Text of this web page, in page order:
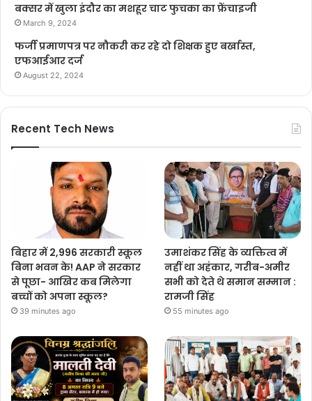
बक्सर में खुला इंदौर का मशहूर चाट फुचका का फ्रेंचाइजी
March 9, 2024
फर्जी प्रमाणपत्र पर नौकरी कर रहे दो शिक्षक हुए बर्खास्त,
एफआईआर दर्ज
August 22, 2024
Recent Tech News
बिहार में 2,996 सरकारी स्कूल
बिना भवन के! AAP ने सरकार
से पूछा- आखिर कब मिलेगा
बच्चों को अपना स्कूल?
39 minutes ago
उमाशंकर सिंह के व्यक्तित्व में
नहीं था अहंकार, गरीब-अमीर
सभी को देते थे समान सम्मान :
रामजी सिंह
55 minutes ago